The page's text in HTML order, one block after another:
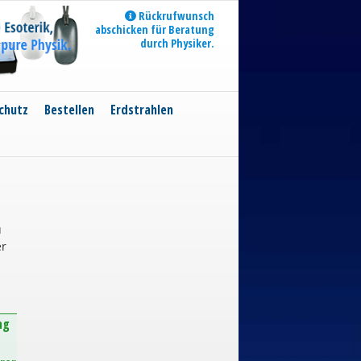
Rückrufwunsch
abschicken für Beratung
durch Physiker.
Bestellen Erdstrahlen